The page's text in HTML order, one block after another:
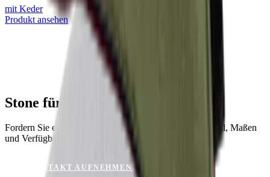
mit Keder
Produkt ansehen
Stone für Ihr Projekt?
Fordern Sie ein Muster an oder lassen Sie sich zu Material, Maßen
und Verfügbarkeit beraten.
KONTAKT AUFNEHMEN